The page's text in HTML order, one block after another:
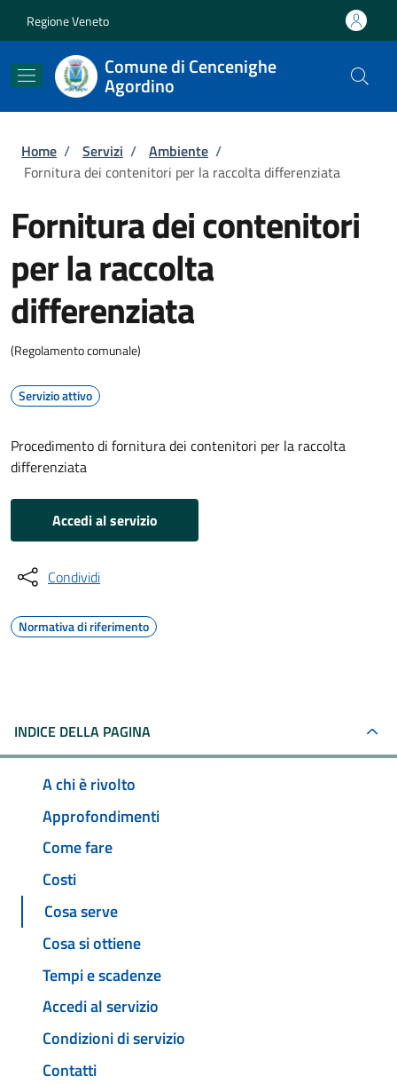
Regione Veneto
Comune di Cencenighe
Agordino
Briciole di pane
Home / Servizi / Ambiente /
Fornitura dei contenitori per la raccolta differenziata
Fornitura dei contenitori
per la raccolta
differenziata
(Regolamento comunale)
Servizio attivo
Procedimento di fornitura dei contenitori per la raccolta
differenziata
Accedi al servizio
Condividi
Normativa di riferimento
INDICE DELLA PAGINA
A chi è rivolto
Approfondimenti
Come fare
Costi
Cosa serve
Cosa si ottiene
Tempi e scadenze
Accedi al servizio
Condizioni di servizio
Contatti